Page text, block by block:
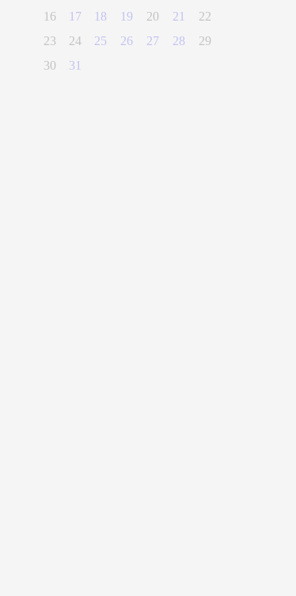
16
17 18 19 20 21
22
23
24 25 26 27 28
29
30
31